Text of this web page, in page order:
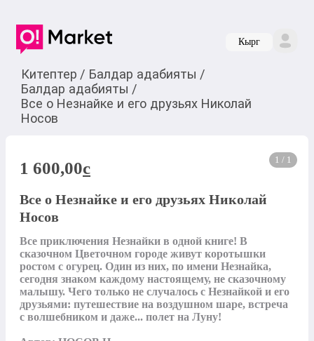
Кырг
Китептер / Балдар адабияты /
Балдар адабияты /
Все о Незнайке и его друзьях Николай
Носов
1 / 1
1 600,00c
Все о Незнайке и его друзьях Николай
Носов
Все приключения Незнайки в одной книге! В
сказочном Цветочном городе живут коротышки
ростом с огурец. Один из них, по имени Незнайка,
сегодня знаком каждому настоящему, не сказочному
малышу. Чего только не случалось с Незнайкой и его
друзьями: путешествие на воздушном шаре, встреча
с волшебником и даже... полет на Луну!